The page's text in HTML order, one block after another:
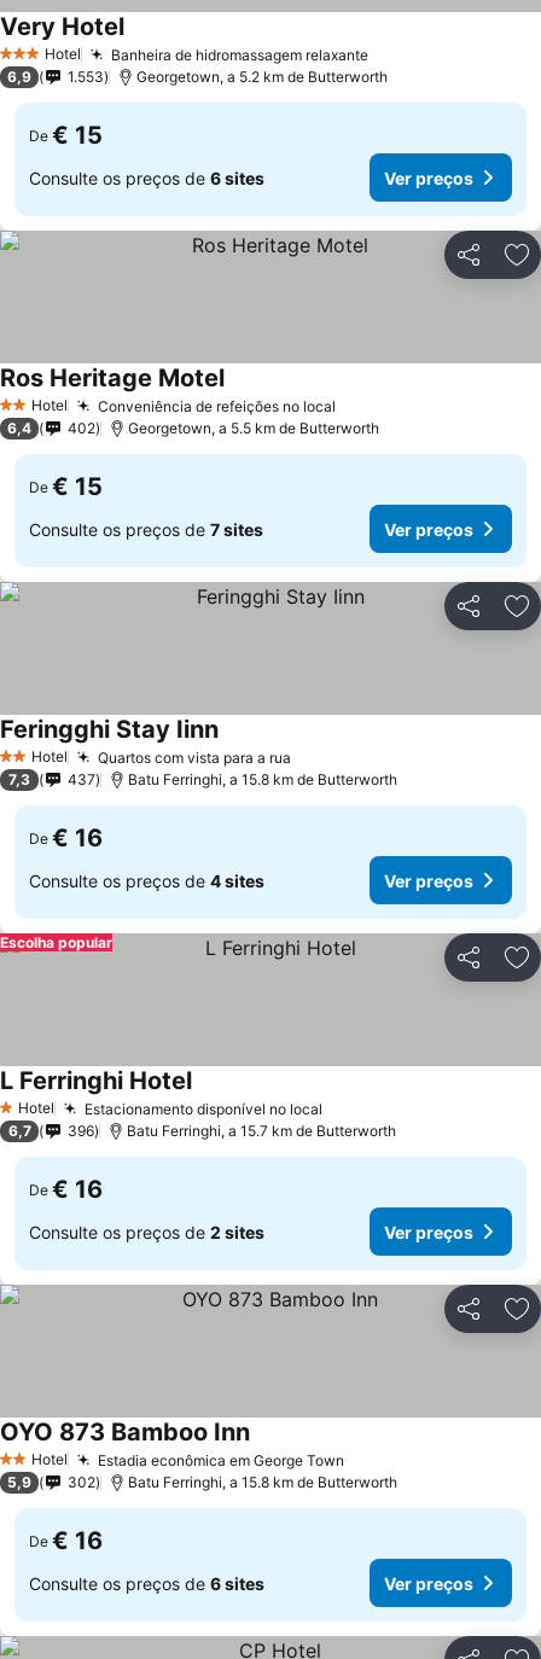
3 EstrelasHotel Banheira de hidromassagem relaxante
Very Hotel
6,9 1.553 Georgetown, a 5.2 km de Butterworth
De € 15
Consulte os preços de 6 sites Ver preços
Partilhar
2 Estrelas
Hotel Conveniência de refeições no local
Ros Heritage Motel
6,4 402 Georgetown, a 5.5 km de Butterworth
De € 15
Consulte os preços de 7 sites Ver preços
Partilhar
2 Estrelas
Hotel Quartos com vista para a rua
Feringghi Stay Iinn
7,3 437 Batu Ferringhi, a 15.8 km de Butterworth
De € 16
Consulte os preços de 4 sites Ver preços
Partilhar
Escolha popular
1 Estrelas
Hotel Estacionamento disponível no local
L Ferringhi Hotel
6,7 396 Batu Ferringhi, a 15.7 km de Butterworth
De € 16
Consulte os preços de 2 sites Ver preços
Partilhar
2 Estrelas
Hotel Estadia econômica em George Town
OYO 873 Bamboo Inn
5,9 302 Batu Ferringhi, a 15.8 km de Butterworth
De € 16
Consulte os preços de 6 sites Ver preços